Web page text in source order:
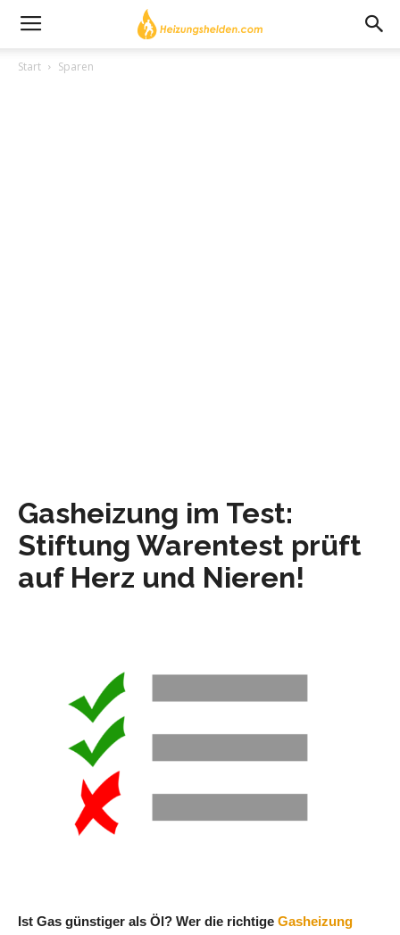
Start Sparen
Gasheizung im Test:
Stiftung Warentest prüft
auf Herz und Nieren!
Ist Gas günstiger als Öl? Wer die richtige Gasheizung